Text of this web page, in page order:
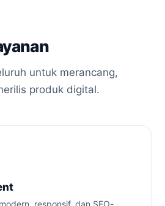
untuk merancang,
produk digital.
responsif, dan SEO-